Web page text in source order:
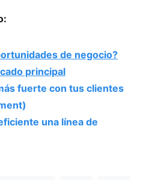
de negocio?
principal
fuerte con tus clientes
una línea de